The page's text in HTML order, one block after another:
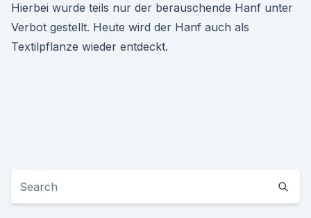
Hierbei wurde teils nur der berauschende Hanf unter
Verbot gestellt. Heute wird der Hanf auch als
Textilpflanze wieder entdeckt.